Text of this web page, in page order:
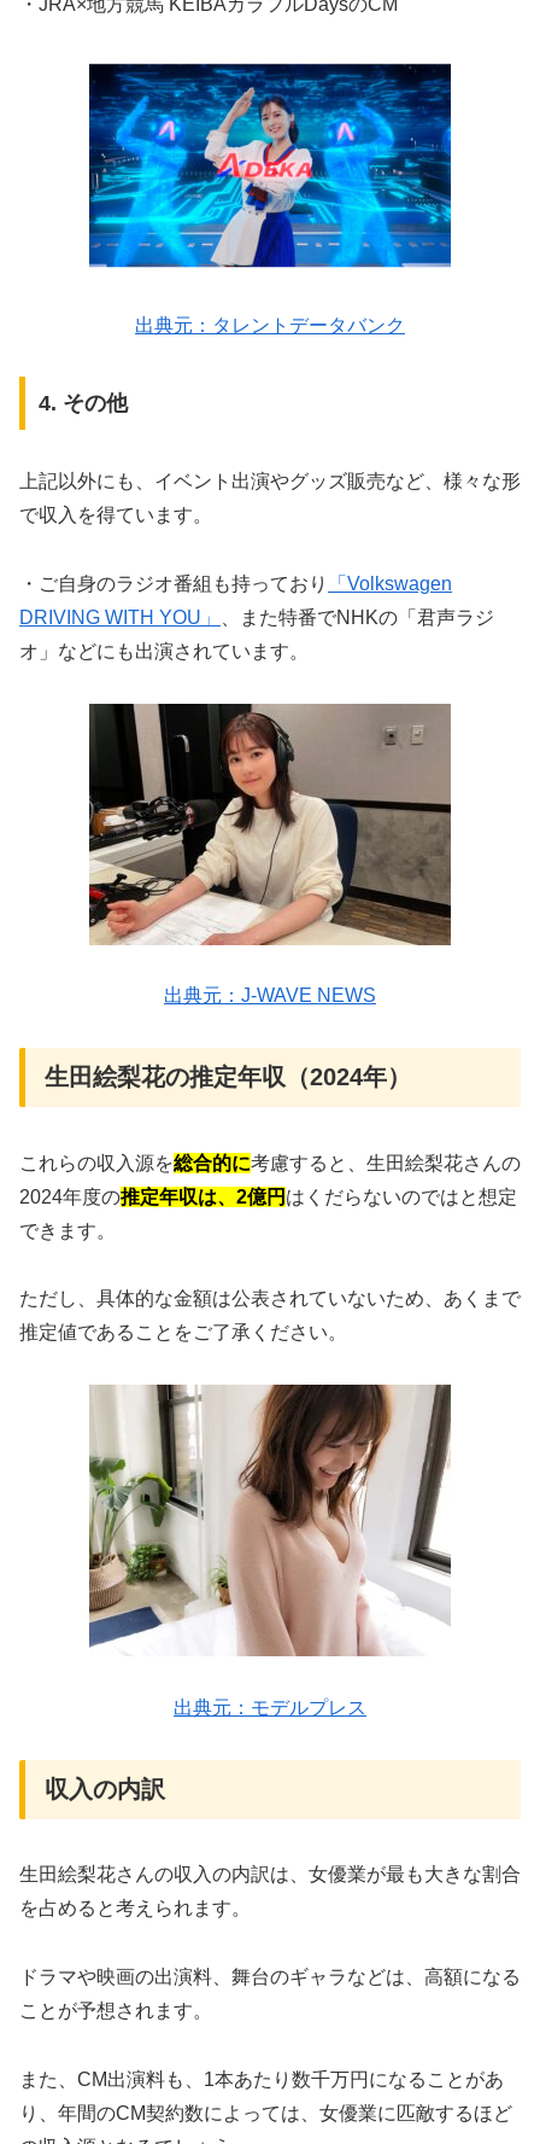
・JRA×地方競馬 KEIBAカラフルDaysのCM
出典元：タレントデータバンク
4. その他
上記以外にも、イベント出演やグッズ販売など、様々な形
で収入を得ています。
・ご自身のラジオ番組も持っており
「Volkswagen
DRIVING WITH YOU」
、また特番でNHKの「君声ラジ
オ」などにも出演されています。
出典元：J-WAVE NEWS
生田絵梨花の推定年収（2024年）
これらの収入源を総合的に考慮すると、生田絵梨花さんの
2024年度の推定年収は、 2億円 はくだらないのではと想定
できます。
ただし、具体的な金額は公表されていないため、あくまで
推定値であることをご了承ください。
出典元：モデルプレス
収入の内訳
生田絵梨花さんの収入の内訳は、女優業が最も大きな割合
を占めると考えられます。
ドラマや映画の出演料、舞台のギャラなどは、高額になる
ことが予想されます。
また、CM出演料も、1本あたり数千万円になることがあ
り、年間のCM契約数によっては、女優業に匹敵するほど